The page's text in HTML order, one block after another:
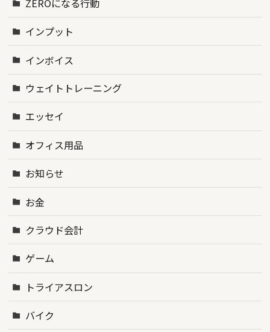
インプット
インボイス
ウェイトトレーニング
エッセイ
オフィス用品
お知らせ
お金
クラウド会計
ゲーム
トライアスロン
バイク